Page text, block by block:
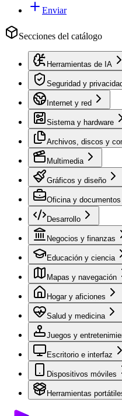
Enviar
Secciones del catálogo
Herramientas de IA
Seguridad y
Internet y red
Sistema y hardware
Archivos, discos y
Multimedia
Gráficos y diseño
Oficina y documentos
Desarrollo
Negocios y finanzas
Educación y ciencia
Mapas y navegación
Hogar y aficiones
Salud y medicina
Juegos y
Escritorio e interfaz
Dispositivos móviles
Herramientas